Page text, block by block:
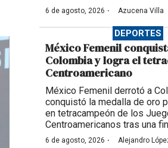
6 de agosto, 2026 · Azucena Villa
DEPORTES
México Femenil
Colombia y logra el
Centroamericano
México Femenil derrotó a
conquistó la medalla de oro
en tetracampeón de los
Centroamericanos tras una
6 de agosto, 2026 · Alejandro